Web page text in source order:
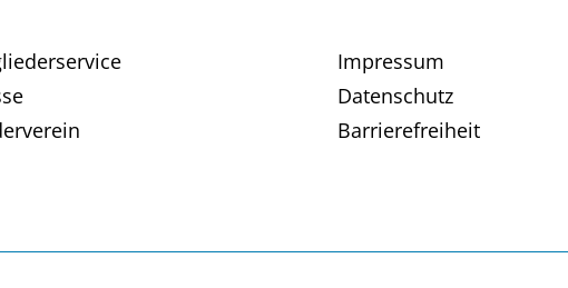
Impressum
Datenschutz
Barrierefreiheit